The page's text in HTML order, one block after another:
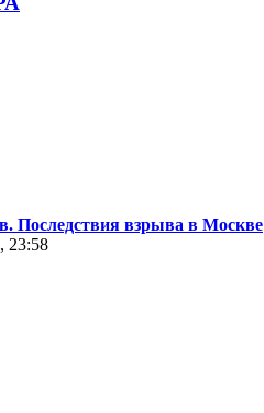
Последствия взрыва в Москве
23:58